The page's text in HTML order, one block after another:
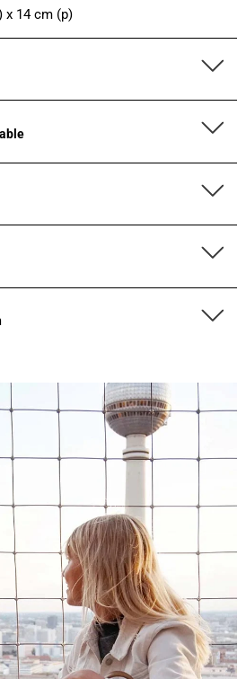
1 848Avis
Twitter
x 14 cm (p)